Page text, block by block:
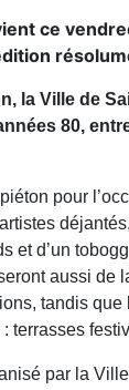
ce
la Ville de
80,
pour
et d’un
aussi de
tandis que
terrasses
par la